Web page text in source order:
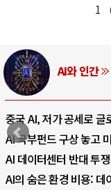
1
AI와 인간
중국 AI, 저가 공세로 글
AI 국부펀드 구상 놓고
AI 데이터센터 반대 투
AI의 숨은 환경 비용: 데